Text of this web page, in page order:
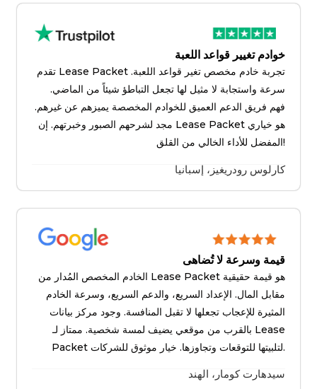
خوادم تغيير قواعد اللعبة
تقدم Lease Packet تجربة خادم مخصص تغير قواعد اللعبة.
سرعة واستجابة لا مثيل لها تجعل التباطؤ شيئاً من الماضي.
فهم فريق الدعم العميق للخوادم المخصصة يميزهم عن غيرهم.
مجد لشرحهم الصبور وخبرتهم. إن Lease Packet هو خياري
المفضل للأداء الخالي من القلق!
كارلوس رودريغيز، إسبانيا
قيمة وسرعة لا تُضاهى
الخادم المخصص المُدار من Lease Packet هو قيمة حقيقية
مقابل المال. الإعداد السريع، والدعم السريع، وسرعة الخادم
المثيرة للإعجاب تجعلها لا تقبل المنافسة. وجود مركز بيانات
بالقرب من موقعي يضيف لمسة شخصية. ممتاز لـ Lease
Packet لتلبيتها للتوقعات وتجاوزها. خيار موثوق للشركات.
سيدهارت كومار، الهند